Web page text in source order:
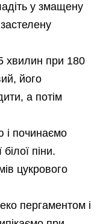
у змащену
хвилин при 180
його
а потім
і починаємо
піни.
цукрового
пергаментом і